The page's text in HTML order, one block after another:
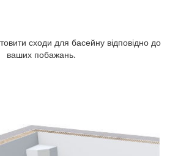
сходи для басейну відповідно до
ваших побажань.